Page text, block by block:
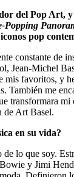
del Pop Art,
Popping
pop
constante de
Jean-Michel
mis favoritos, y
También me
transformara mi
de Art Basel.
en su vida?
de lo que soy.
y Jimi